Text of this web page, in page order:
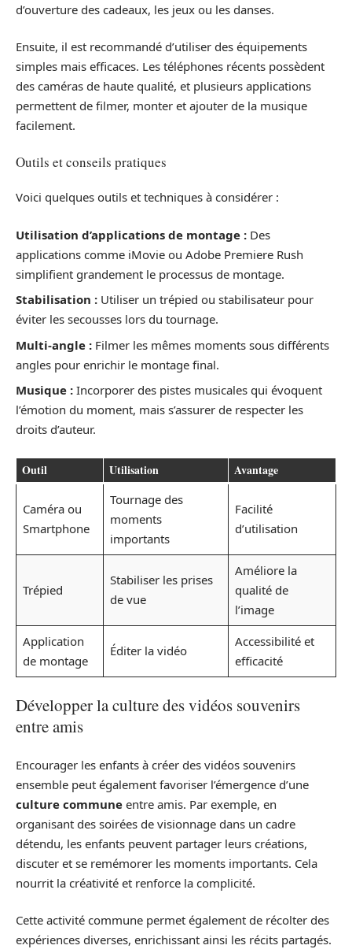
d’ouverture des cadeaux, les jeux ou les danses.
Ensuite, il est recommandé d’utiliser des équipements
simples mais efficaces. Les téléphones récents possèdent
des caméras de haute qualité, et plusieurs applications
permettent de filmer, monter et ajouter de la musique
facilement.
Outils et conseils pratiques
Voici quelques outils et techniques à considérer :
Utilisation d’applications de montage : Des
applications comme iMovie ou Adobe Premiere Rush
simplifient grandement le processus de montage.
Stabilisation : Utiliser un trépied ou stabilisateur pour
éviter les secousses lors du tournage.
Multi-angle : Filmer les mêmes moments sous différents
angles pour enrichir le montage final.
Musique : Incorporer des pistes musicales qui évoquent
l’émotion du moment, mais s’assurer de respecter les
droits d’auteur.
Outil Utilisation Avantage
Caméra ou
Smartphone
Tournage des
moments
importants
Facilité
d’utilisation
Trépied
Stabiliser les prises
de vue
Améliore la
qualité de
l’image
Application
de montage
Éditer la vidéo
Accessibilité et
efficacité
Développer la culture des vidéos souvenirs
entre amis
Encourager les enfants à créer des vidéos souvenirs
ensemble peut également favoriser l’émergence d’une
culture commune entre amis. Par exemple, en
organisant des soirées de visionnage dans un cadre
détendu, les enfants peuvent partager leurs créations,
discuter et se remémorer les moments importants. Cela
nourrit la créativité et renforce la complicité.
Cette activité commune permet également de récolter des
expériences diverses, enrichissant ainsi les récits partagés.